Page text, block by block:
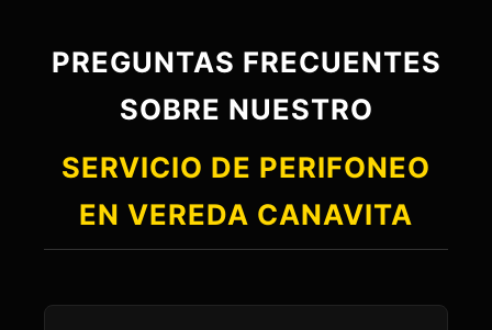
PREGUNTAS FRECUENTES
SOBRE NUESTRO
SERVICIO DE PERIFONEO
EN VEREDA CANAVITA